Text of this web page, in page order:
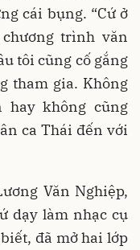
cái bụng. “Cứ ở
trình văn
tôi cũng cố gắng
tham gia. Không
không cũng
ca Thái đến với
Văn Nghiệp,
dạy làm nhạc cụ
đã mở hai lớp